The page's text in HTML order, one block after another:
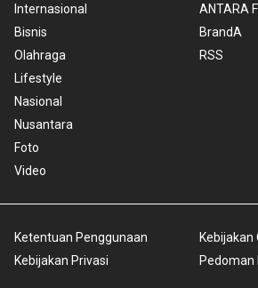
Internasional
Bisnis
Olahraga
Lifestyle
Nasional
Nusantara
Foto
Video
ANTARA
BrandA
RSS
Ketentuan Penggunaan
Kebijakan Privasi
Kebijakan
Pedoman